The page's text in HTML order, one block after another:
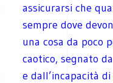
assicurarsi che
sempre dove
una cosa da poco
caotico, segnato
e dall’incapacità